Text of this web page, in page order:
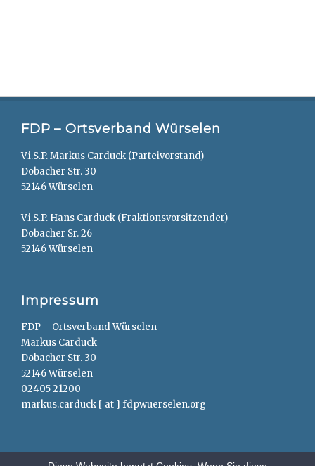
FDP – Ortsverband Würselen
V.i.S.P. Markus Carduck (Parteivorstand)
Dobacher Str. 30
52146 Würselen
V.i.S.P. Hans Carduck (Fraktionsvorsitzender)
Dobacher Sr. 26
52146 Würselen
Impressum
FDP – Ortsverband Würselen
Markus Carduck
Dobacher Str. 30
52146 Würselen
02405 21200
markus.carduck [ at ] fdpwuerselen.org